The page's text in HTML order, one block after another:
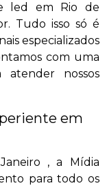
led em Rio de
Tudo isso só é
especializados
com uma
nossos
em
, a Mídia
para todo os